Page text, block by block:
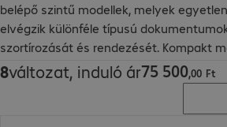
belépő szintű modellek, melyek
elvégzik különféle típusú
szortírozását és rendezését. Kompakt
köszönhetően minden íróasztalon
8változat, induló ár75 500,00 Ft
75 500,00 Ft